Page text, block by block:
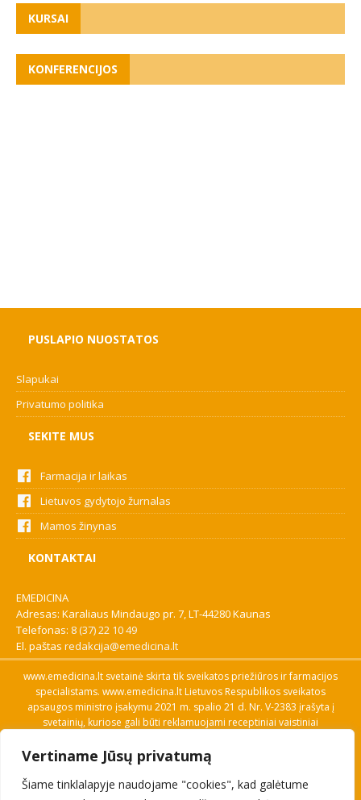
Vertiname Jūsų privatumą
Šiame tinklalapyje naudojame "cookies", kad galėtume
KURSAI
KONFERENCIJOS
PUSLAPIO NUOSTATOS
Slapukai
Privatumo politika
SEKITE MUS
Farmacija ir laikas
Lietuvos gydytojo žurnalas
Mamos žinynas
KONTAKTAI
EMEDICINA
Adresas: Karaliaus Mindaugo pr. 7, LT-44280 Kaunas
Telefonas: 8 (37) 22 10 49
El. paštas redakcija@emedicina.lt
www.emedicina.lt svetainė skirta tik sveikatos priežiūros ir farmacijos
specialistams. www.emedicina.lt Lietuvos Respublikos sveikatos
apsaugos ministro įsakymu 2021 m. spalio 21 d. Nr. V-2383 įrašyta į
svetainių, kuriose gali būti reklamuojami receptiniai vaistiniai
savo profesinę kvalifikaciją. Naudingos nuorodos: Vaistų ir medicinos
pagalbos priemonių kainų paieška, VVKT tinklalapis, Sveikatos
priežiūros ar farmacijos specialisto pranešimo apie įtariamą